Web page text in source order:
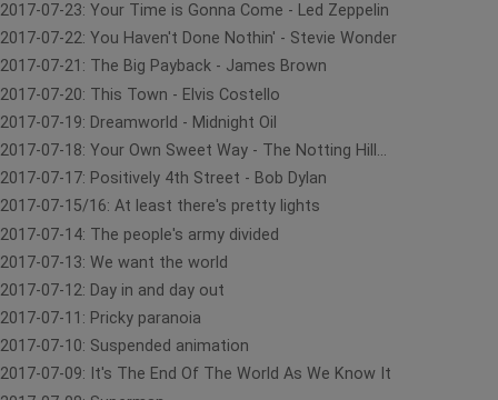
2017-07-23: Your Time is Gonna Come - Led Zeppelin
2017-07-22: You Haven't Done Nothin' - Stevie Wonder
2017-07-21: The Big Payback - James Brown
2017-07-20: This Town - Elvis Costello
2017-07-19: Dreamworld - Midnight Oil
2017-07-18: Your Own Sweet Way - The Notting Hill...
2017-07-17: Positively 4th Street - Bob Dylan
2017-07-15/16: At least there's pretty lights
2017-07-14: The people's army divided
2017-07-13: We want the world
2017-07-12: Day in and day out
2017-07-11: Pricky paranoia
2017-07-10: Suspended animation
2017-07-09: It's The End Of The World As We Know It